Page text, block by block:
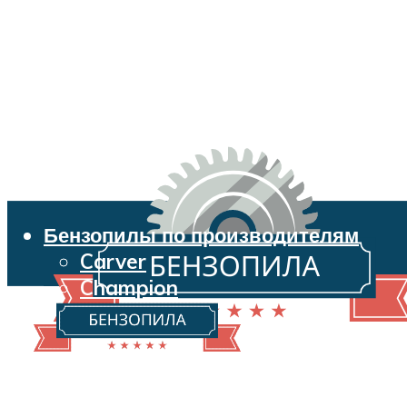
Бензопилы по производителям
Carver
Champion
Echo
Husqvarna